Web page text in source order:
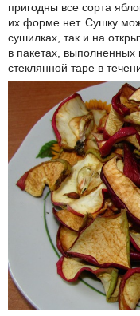
пригодны все сорта
их форме нет. Сушку
сушилках, так и на
в пакетах, выполненных
стеклянной таре в